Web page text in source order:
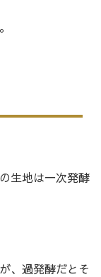
生地は一次発酵
、過発酵だとそ